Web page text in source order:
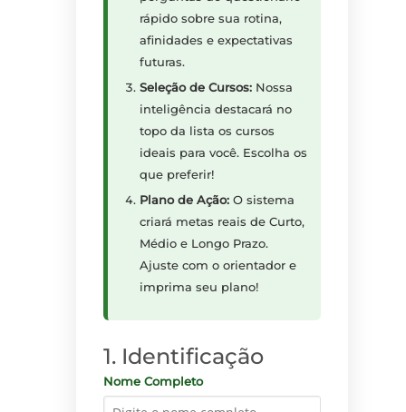
rápido sobre sua rotina,
afinidades e expectativas
futuras.
Seleção de Cursos: Nossa
inteligência destacará no
topo da lista os cursos
ideais para você. Escolha os
que preferir!
Plano de Ação: O sistema
criará metas reais de Curto,
Médio e Longo Prazo.
Ajuste com o orientador e
imprima seu plano!
1. Identificação
Nome Completo